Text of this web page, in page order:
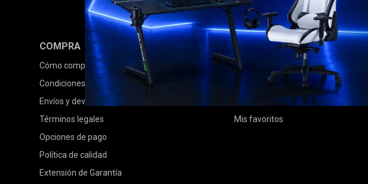
COMPRA
Cómo comprar
Condiciones de compra
Envíos y devoluciones
Términos legales
Opciones de pago
Política de calidad
Extensión de Garantía
MI CUENTA
Mi cuenta
Mis compras
Mis favoritos